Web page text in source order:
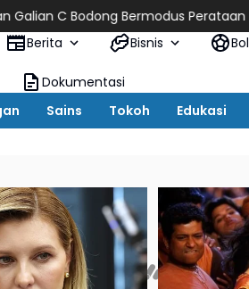
Bermodus Perataan Lokasi Mencuat,
Berita Bisnis
Dokumentasi
Sains Tokoh Edukasi